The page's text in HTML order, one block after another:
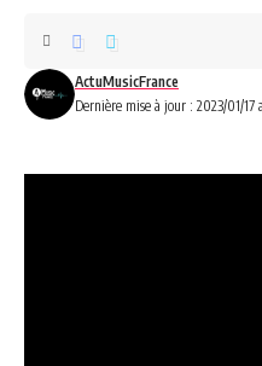
Dernière mise à jour : 2023/01/17
ActuMusicFrance